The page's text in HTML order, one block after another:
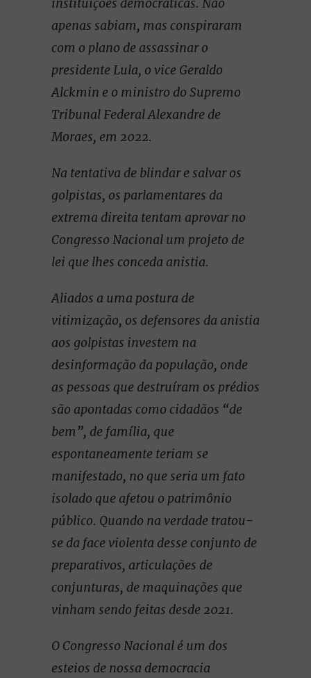
apenas sabiam, mas conspiraram
com o plano de assassinar o
presidente Lula, o vice Geraldo
Alckmin e o ministro do Supremo
Tribunal Federal Alexandre de
Moraes, em 2022.
Na tentativa de blindar e salvar os
golpistas, os parlamentares da
extrema direita tentam aprovar no
Congresso Nacional um projeto de
lei que lhes conceda anistia.
Aliados a uma postura de
vitimização, os defensores da anistia
aos golpistas investem na
desinformação da população, onde
as pessoas que destruíram os prédios
são apontadas como cidadãos “de
bem”, de família, que
espontaneamente teriam se
manifestado, no que seria um fato
isolado que afetou o patrimônio
público. Quando na verdade tratou-
se da face violenta desse conjunto de
preparativos, articulações de
conjunturas, de maquinações que
vinham sendo feitas desde 2021.
O Congresso Nacional é um dos
esteios de nossa democracia